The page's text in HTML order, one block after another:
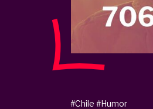
#Chile #Humor